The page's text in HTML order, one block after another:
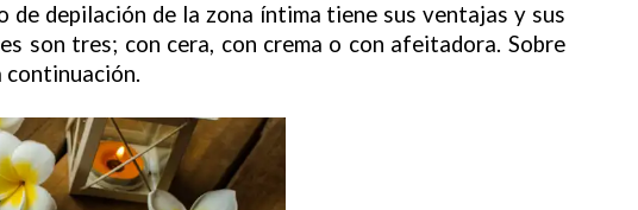
de depilación de la zona íntima tiene sus ventajas y sus
son tres; con cera, con crema o con afeitadora. Sobre
continuación.